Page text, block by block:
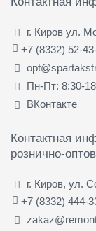
г. Киров ул.
+7 (8332) 52-
Пн-Пт: 8:30-
ВКонтакте
Контактная
рознично-
г. Киров, ул.
+7 (8332) 444-